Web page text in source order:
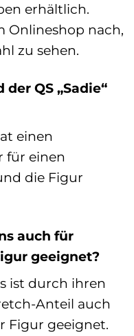
erhältlich.
Onlineshop nach,
zu sehen.
QS „Sadie“
einen
für einen
die Figur
auch für
geeignet?
ist durch ihren
Anteil auch
Figur geeignet.